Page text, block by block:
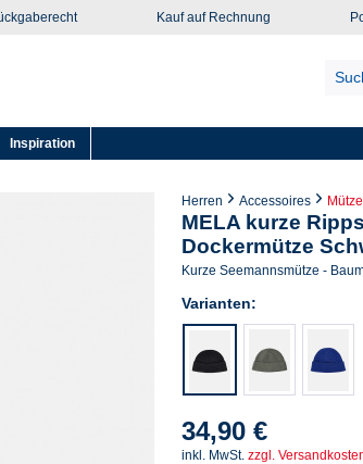
Kauf auf Rechnung
Inspiration
Herren Accessoires
MELA kurze
Dockermütze
Kurze Seemannsmütze -
Varianten:
34,90 €
inkl. MwSt. zzgl.